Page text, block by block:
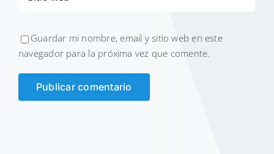
Guardar mi nombre, email y sitio web en este
navegador para la próxima vez que comente.